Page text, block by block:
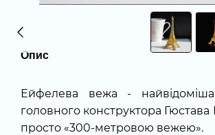
Опис
Ейфелева вежа -
головного конструктора
просто «300-метровою вежею».